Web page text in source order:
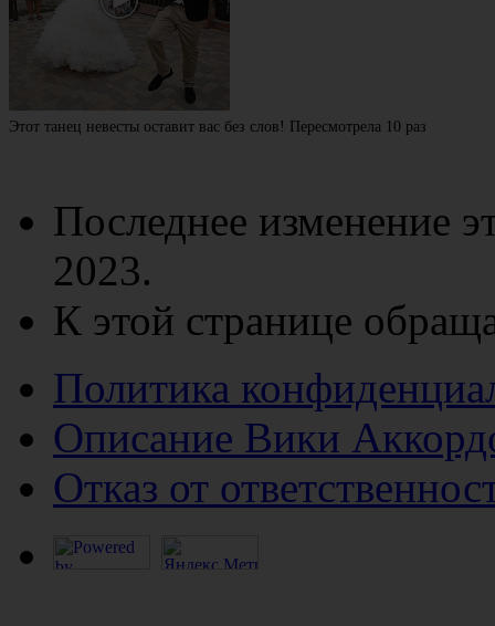
Этот танец невесты оставит вас без слов! Пересмотрела 10 раз
Последнее изменение
2023.
К этой странице
Политика
Описание Вики
Отказ от